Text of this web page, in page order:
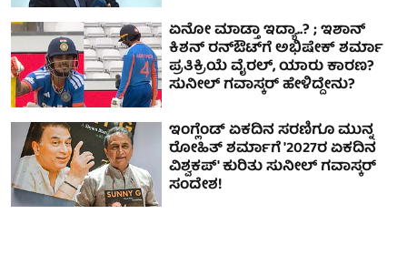
ಏನೋ ಮಾಡ್ತಾ ಇದ್ಯಾ..? ; ಇಶಾನ್
ಕಿಶನ್ ರನ್‌ಔಟ್‌ಗೆ ಅಭಿಷೇಕ್ ಶರ್ಮಾ
ಪ್ರತಿಕ್ರಿಯೆ ವೈರಲ್, ಯಾರು ಕಾರಣ?
ಸುನೀಲ್ ಗವಾಸ್ಕರ್ ಹೇಳಿದ್ದೇನು?
ಇಂಗ್ಲೆಂಡ್ ಏಕದಿನ ಸರಣಿಗೂ ಮುನ್ನ
ರೋಹಿತ್‌ ಶರ್ಮಾಗೆ '2027ರ ಏಕದಿನ
ವಿಶ್ವಕಪ್' ಕುರಿತು ಸುನೀಲ್ ಗವಾಸ್ಕರ್
ಸಂದೇಶ!